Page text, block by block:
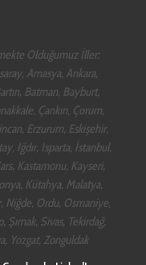
Olduğumuz İller:
Amasya, Ankara,
Batman, Bayburt,
Çankırı, Çorum,
Erzurum, Eskişehir,
Iğdır, Isparta, İstanbul,
Kastamonu, Kayseri,
Kütahya, Malatya,
Niğde, Ordu, Osmaniye,
Şırnak, Sivas, Tekirdağ,
Yozgat, Zonguldak